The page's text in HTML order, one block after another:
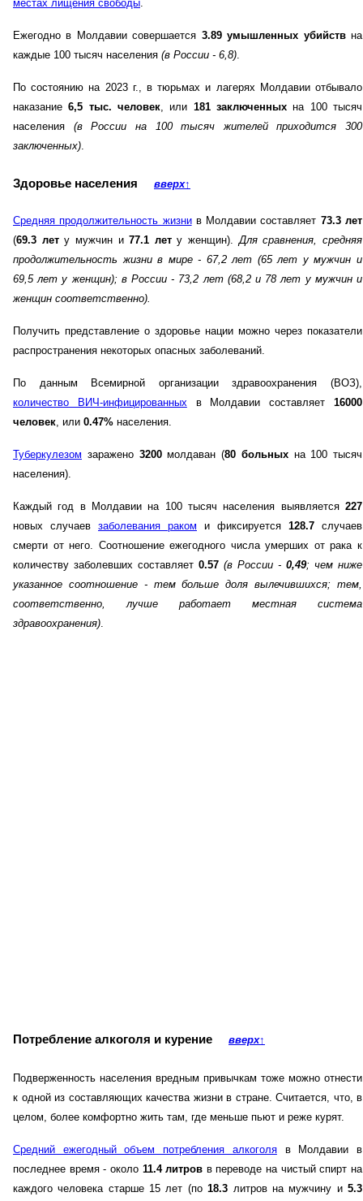
местах лищения свободы.
Ежегодно в Молдавии совершается 3.89 умышленных убийствна
каждые 100 тысяч населения (в России - 6,8).
По состоянию на 2023 г., в тюрьмах и лагерях Молдавии отбывало
наказание6,5 тыс. человек, или 181 заключенных на 100 тысяч
населения (в России на 100 тысяч жителей приходится 300
заключенных).
Здоровье населения вверх↑
Средняя продолжительность жизнив Молдавии составляет 73.3 лет
(69.3 лету мужчин и77.1 лету женщин).Для сравнения, средняя
продолжительность жизни в мире - 67,2 лет (65 лет у мужчин и
69,5 лет у женщин); в России - 73,2 лет (68,2 и 78 лет у мужчин и
женщин соответственно).
Получить представление о здоровье нации можно через показатели
распространения некоторых опасных заболеваний.
По данным Всемирной организации здравоохранения (ВОЗ),
количество ВИЧ-инфицированныхв Молдавии составляет16000
человек, или 0.47% населения.
Туберкулезом заражено 3200молдаван (80 больныхна 100 тысяч
населения).
Каждый год в Молдавии на 100 тысяч населения выявляется 227
новых случаев заболевания раком и фиксируется 128.7 случаев
смерти от него. Соотношение ежегодного числа умерших от рака к
количеству заболевших составляет 0.57 (в России - 0,49; чем ниже
указанное соотношение - тем больше доля вылечившихся; тем,
соответственно, лучше работает местная система
здравоохранения).
Потребление алкоголя и курение вверх↑
Подверженность населения вредным привычкам тоже можно отнести
к одной из составляющих качества жизни в стране. Считается, что, в
целом, более комфортно жить там, где меньше пьют и реже курят.
Средний ежегодный объем потребления алкоголяв Молдавии в
последнее время - около 11.4 литров в переводе на чистый спирт на
каждого человека старше 15 лет (по18.3 литров на мужчину и5.3